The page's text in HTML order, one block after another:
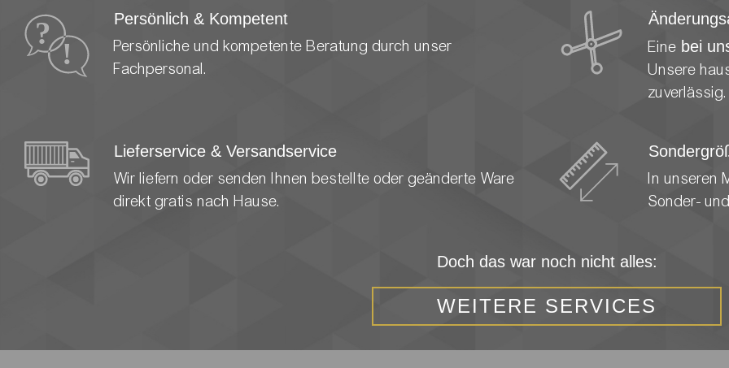
Persönlich & Kompetent
Persönliche und kompetente Beratung durch unser
Fachpersonal.
Eine bei
Unsere
zuverlässig.
Lieferservice & Versandservice
Wir liefern oder senden Ihnen bestellte oder geänderte Ware
direkt gratis nach Hause.
In unseren
Sonder-
Doch das war noch nicht alles:
WEITERE SERVICES